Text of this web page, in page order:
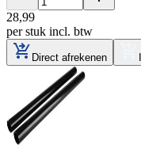
28,99
per stuk incl. btw
Direct afrekenen